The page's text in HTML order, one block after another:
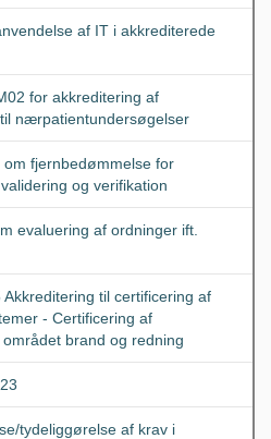
af IT i akkrediterede
for akkreditering af
nærpatientundersøgelser
om fjernbedømmelse for
og verifikation
evaluering af ordninger ift.
Akkreditering til certificering af
- Certificering af
brand og redning
tydeliggørelse af krav i